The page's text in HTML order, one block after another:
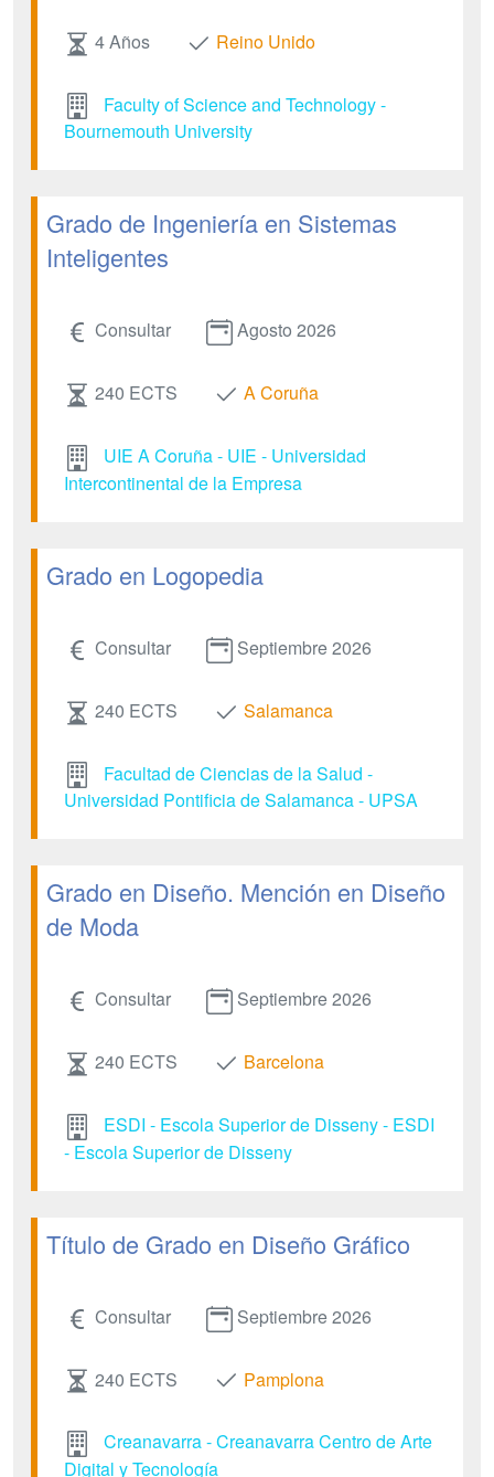
4 Años Reino Unido
Faculty of Science and Technology -
Bournemouth University
Grado de Ingeniería en Sistemas
Inteligentes
Consultar Agosto 2026
240 ECTS A Coruña
UIE A Coruña - UIE - Universidad
Intercontinental de la Empresa
Grado en Logopedia
Consultar Septiembre 2026
240 ECTS Salamanca
Facultad de Ciencias de la Salud -
Universidad Pontificia de Salamanca - UPSA
Grado en Diseño. Mención en Diseño
de Moda
Consultar Septiembre 2026
240 ECTS Barcelona
ESDI - Escola Superior de Disseny - ESDI
- Escola Superior de Disseny
Título de Grado en Diseño Gráfico
Consultar Septiembre 2026
240 ECTS Pamplona
Creanavarra - Creanavarra Centro de Arte
Digital y Tecnología